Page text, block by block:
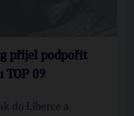
přijel podpořit
09
do Liberce a